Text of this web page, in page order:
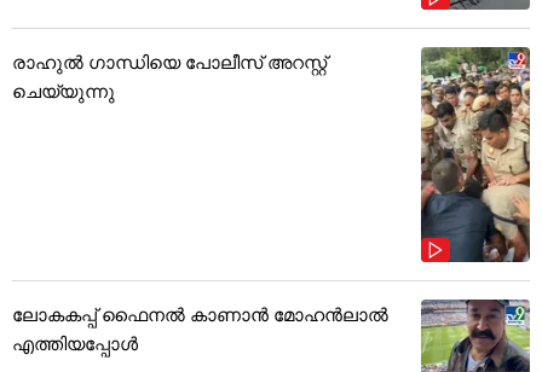
രാഹുൽ ഗാന്ധിയെ പോലീസ് അറസ്റ്റ്
ചെയ്യുന്നു
ലോകകപ്പ് ഫൈനൽ കാണാൻ മോഹൻലാൽ
എത്തിയപ്പോൾ